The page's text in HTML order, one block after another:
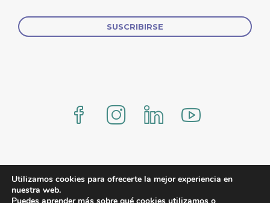
www.comercialmexicana.eu Proteo by YITH
Utilizamos cookies para ofrecerte la mejor experiencia en
nuestra web.